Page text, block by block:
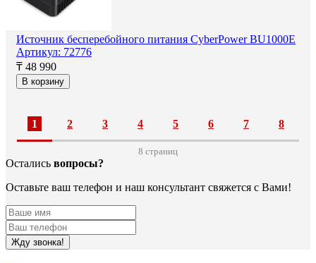
Источник бесперебойного питания CyberPower BU1000E
Артикул: 72776
₸ 48 990
В корзину
1 2 3 4 5 6 7 8
8 cтраниц
Остались вопросы?
Оставьте ваш телефон и наш консультант свяжется с Вами!
Жду звонка!